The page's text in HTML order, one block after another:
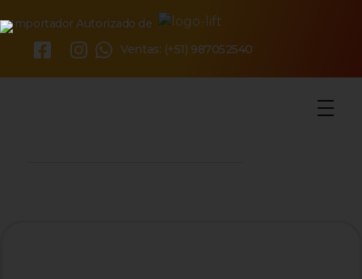
Importador Autorizado de
Ventas: (+51) 987052540